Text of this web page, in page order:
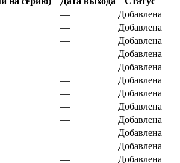
—
Добавлена
—
Добавлена
—
Добавлена
—
Добавлена
—
Добавлена
—
Добавлена
—
Добавлена
—
Добавлена
—
Добавлена
—
Добавлена
—
Добавлена
—
Добавлена